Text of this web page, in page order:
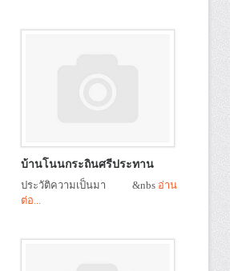
บ้านโนนกระถินศรีประทาน
ประวัติความเป็นมา &nbs อ่าน
ต่อ...